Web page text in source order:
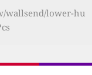
wallsend/lower-hu